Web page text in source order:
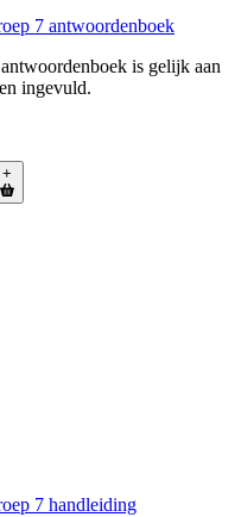
7 antwoordenboek
is gelijk aan
ingevuld.
+
7 handleiding